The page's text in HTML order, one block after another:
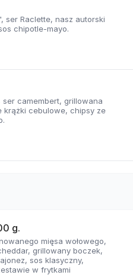
ser Raclette, nasz autorski
chipotle-mayo.
ser camembert, grillowana
krążki cebulowe, chipsy ze
g.
mięsa wołowego,
grillowany boczek,
sos klasyczny,
w frytkami